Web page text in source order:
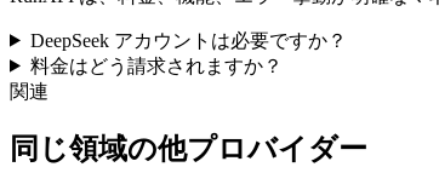
DeepSeek アカウントは必要ですか？
料金はどう請求されますか？
関連
同じ領域の他プロバイダー